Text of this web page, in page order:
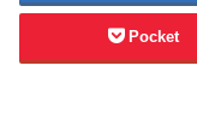
Pocket